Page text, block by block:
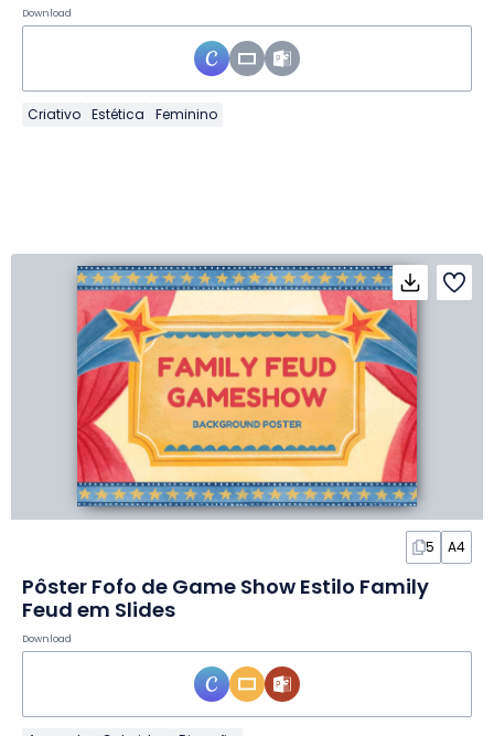
Download
Criativo Estética Feminino
5 A4
Pôster Fofo de Game Show Estilo Family
Feud em Slides
Download